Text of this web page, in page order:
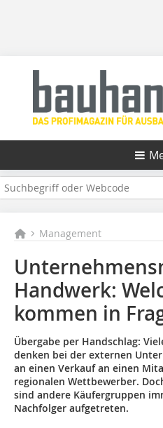
Management
Handwerk:
kommen in
Übergabe per Handschlag:
denken bei der externen
an einen Verkauf an einen
regionalen Wettbewerber.
sind andere Käufergruppen
Nachfolger aufgetreten.